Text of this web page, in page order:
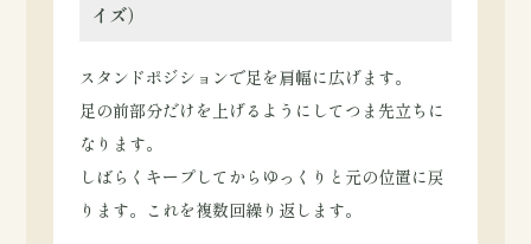
イズ）
スタンドポジションで足を肩幅に広げます。
足の前部分だけを上げるようにしてつま先立ちに
なります。
しばらくキープしてからゆっくりと元の位置に戻
ります。これを複数回繰り返します。